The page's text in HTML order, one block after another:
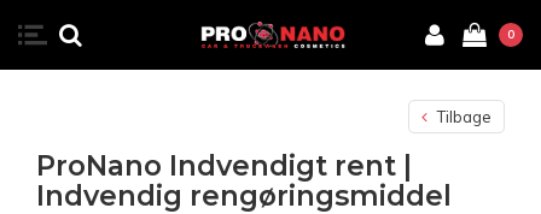
0
Tilbage
ProNano Indvendigt rent |
Indvendig rengøringsmiddel